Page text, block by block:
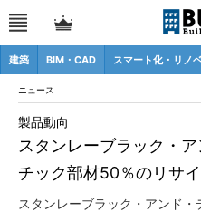
建築 BIM・CAD スマート化・リノ
ニュース
スタンレーブラック・
チック部材50％のリサ
製品動向
スタンレーブラック・アンド